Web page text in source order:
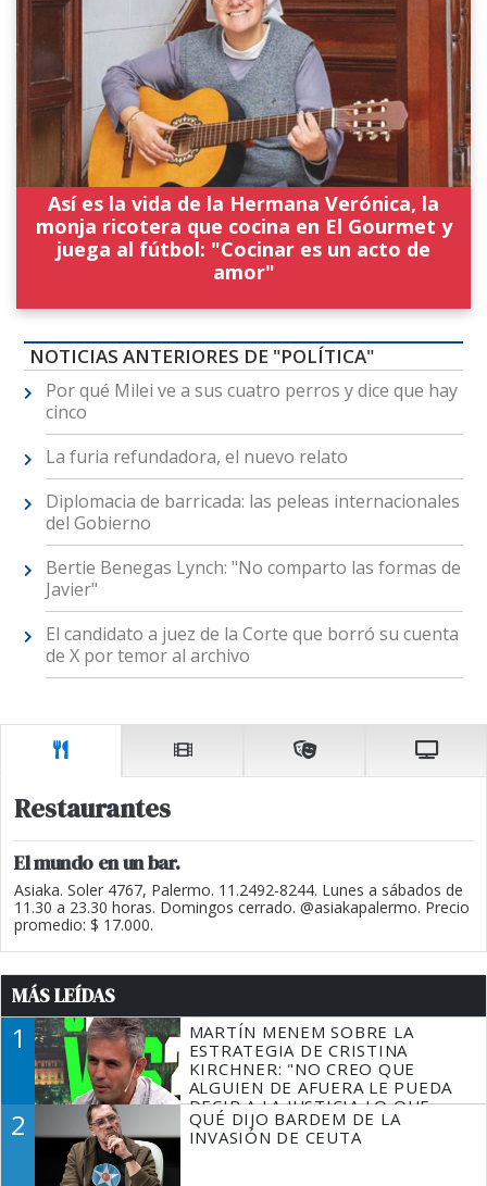
Así es la vida de la Hermana Verónica, la
monja ricotera que cocina en El Gourmet y
juega al fútbol: "Cocinar es un acto de
amor"
NOTICIAS ANTERIORES DE "POLÍTICA"
Por qué Milei ve a sus cuatro perros y dice que hay
cinco
La furia refundadora, el nuevo relato
Diplomacia de barricada: las peleas internacionales
del Gobierno
Bertie Benegas Lynch: "No comparto las formas de
Javier"
El candidato a juez de la Corte que borró su cuenta
de X por temor al archivo
Restaurantes
El mundo en un bar.
Asiaka. Soler 4767, Palermo. 11.2492-8244. Lunes a sábados de
11.30 a 23.30 horas. Domingos cerrado. @asiakapalermo. Precio
promedio: $ 17.000.
MÁS LEÍDAS
1
MARTÍN MENEM SOBRE LA
ESTRATEGIA DE CRISTINA
KIRCHNER: "NO CREO QUE
ALGUIEN DE AFUERA LE PUEDA
DECIR A LA JUSTICIA LO QUE
TIENE QUE HACER"
2
QUÉ DIJO BARDEM DE LA
INVASIÓN DE CEUTA